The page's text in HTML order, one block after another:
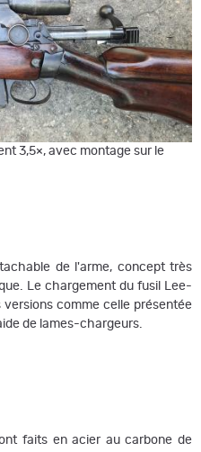
3,5×, avec montage sur le
de l'arme, concept très
Le chargement du fusil Lee-
versions comme celle présentée
de lames-chargeurs.
faits en acier au carbone de